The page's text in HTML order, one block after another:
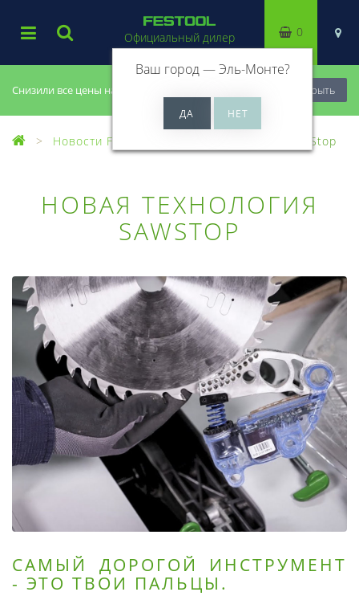
Снизили все цены на 20%, успей купить! Закрыть
Официальный дилер
Ваш город —Эль-Монте?
0
Новости Festool Новая технология SawStop
НОВАЯ ТЕХНОЛОГИЯ
SAWSTOP
САМЫЙ ДОРОГОЙ ИНСТРУМЕНТ
- ЭТО ТВОИ ПАЛЬЦЫ.